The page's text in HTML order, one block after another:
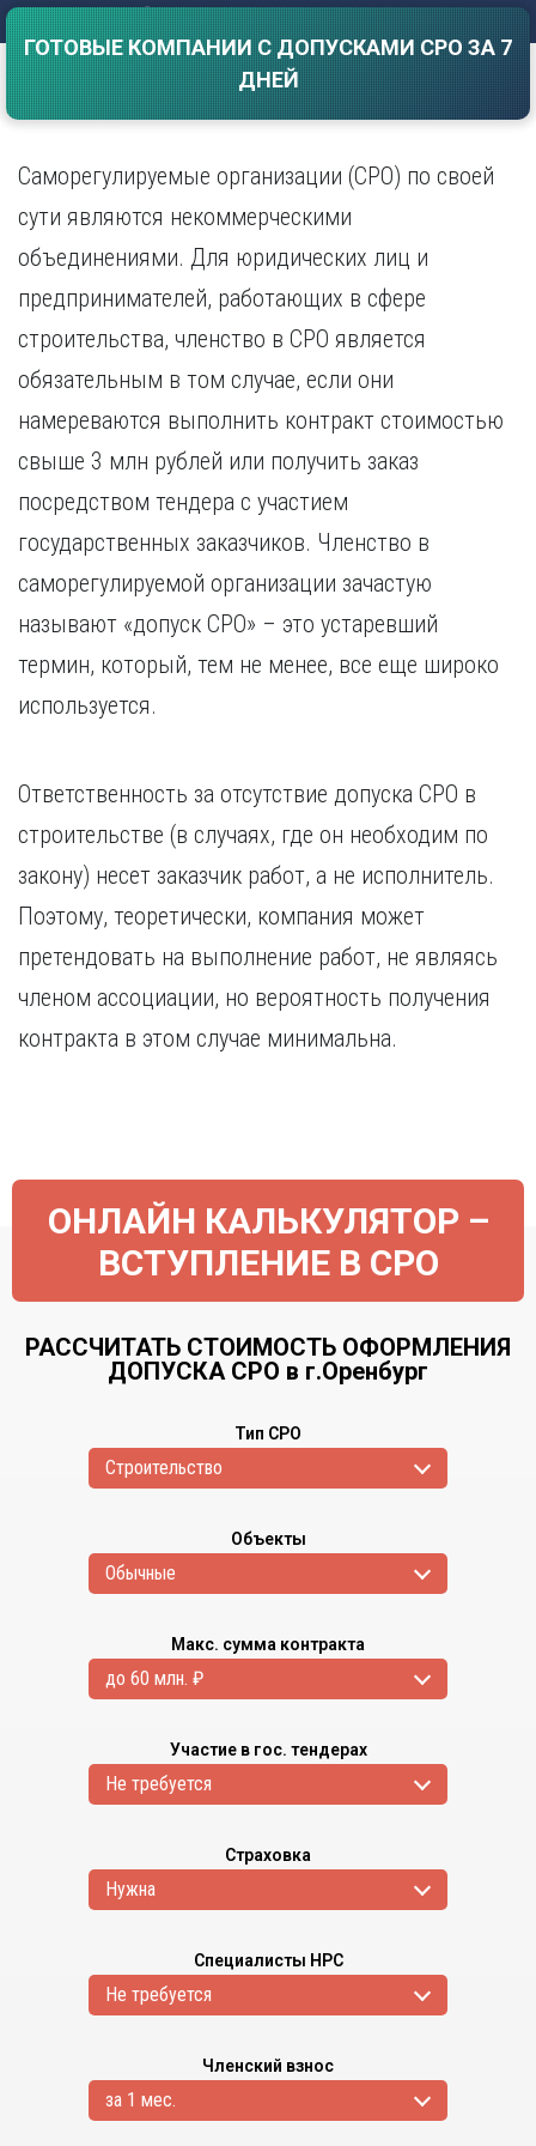
Волгоград
Воронеж
Е
И
Иваново
Иркутск
К
Казань
Калининград
Кемерово
Киров
Красноярск
Курган
Курск
Л
Липецк
М
Мурманск
Н
Набережные Челны
Нижний Новгород
Нижний Тагил
Новокузнецк
Саратов
Севастополь
Ставрополь
Т
Тверь
Тольятти
Томск
Тюмень
У
Улан-Удэ
Ульяновск
Хабаровск
Чебоксары
Я
Ярославль
ГОТОВЫЕ КОМПАНИИ С ДОПУСКАМИ СРО ЗА 7
ДНЕЙ
Саморегулируемые организации (СРО) по своей
сути являются некоммерческими
объединениями. Для юридических лиц и
предпринимателей, работающих в сфере
строительства, членство в СРО является
обязательным в том случае, если они
намереваются выполнить контракт стоимостью
свыше 3 млн рублей или получить заказ
посредством тендера с участием
государственных заказчиков. Членство в
саморегулируемой организации зачастую
называют «допуск СРО» – это устаревший
термин, который, тем не менее, все еще широко
используется.
Ответственность за отсутствие допуска СРО в
строительстве (в случаях, где он необходим по
закону) несет заказчик работ, а не исполнитель.
Поэтому, теоретически, компания может
претендовать на выполнение работ, не являясь
членом ассоциации, но вероятность получения
контракта в этом случае минимальна.
ОНЛАЙН КАЛЬКУЛЯТОР –
ВСТУПЛЕНИЕ В СРО
РАССЧИТАТЬ СТОИМОСТЬ ОФОРМЛЕНИЯ
ДОПУСКА СРО в г.Оренбург
Тип СРО
Cтроительство
Объекты
Обычные
Макс. сумма контракта
до 60 млн. ₽
Участие в гос. тендерах
Не требуется
Страховка
Нужна
Специалисты НРС
Не требуется
Членский взнос
за 1 мес.